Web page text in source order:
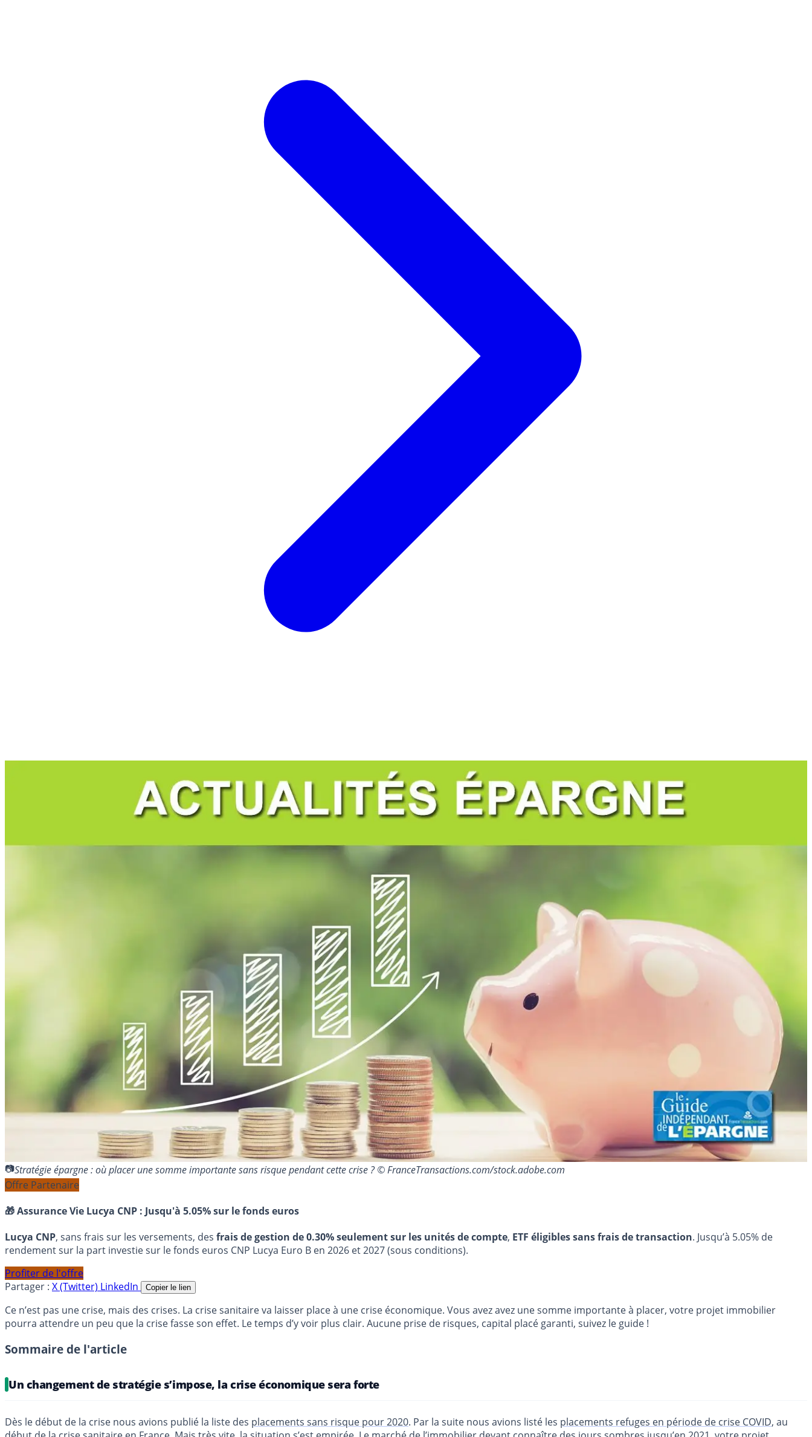
Stratégie épargne : où placer une somme importante sans risque pendant cette crise ? © FranceTransactions.com/stock.adobe.com
Offre Partenaire
🎁 Assurance Vie Lucya CNP : Jusqu'à 5.05% sur le fonds euros
Lucya CNP, sans frais sur les versements, des frais de gestion de 0.30% seulement sur les unités de compte, ETF éligibles sans frais de transaction. Jusqu’à 5.05% de
rendement sur la part investie sur le fonds euros CNP Lucya Euro B en 2026 et 2027 (sous conditions).
Profiter de l'offre
Partager : X (Twitter) LinkedIn Copier le lien
Ce n’est pas une crise, mais des crises. La crise sanitaire va laisser place à une crise économique. Vous avez avez une somme importante à placer, votre projet immobilier
pourra attendre un peu que la crise fasse son effet. Le temps d’y voir plus clair. Aucune prise de risques, capital placé garanti, suivez le guide !
Sommaire de l'article
Un changement de stratégie s’impose, la crise économique sera forte
Dès le début de la crise nous avions publié la liste des placements sans risque pour 2020. Par la suite nous avions listé les placements refuges en période de crise COVID, au